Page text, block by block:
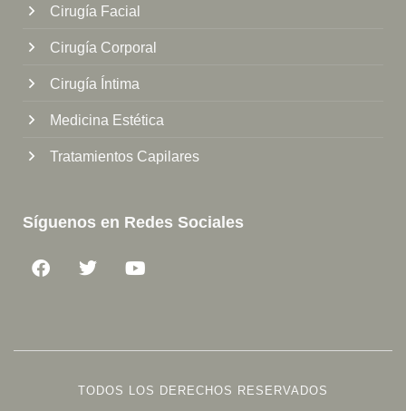
Cirugía Facial
Cirugía Corporal
Cirugía Íntima
Medicina Estética
Tratamientos Capilares
Síguenos en Redes Sociales
TODOS LOS DERECHOS RESERVADOS